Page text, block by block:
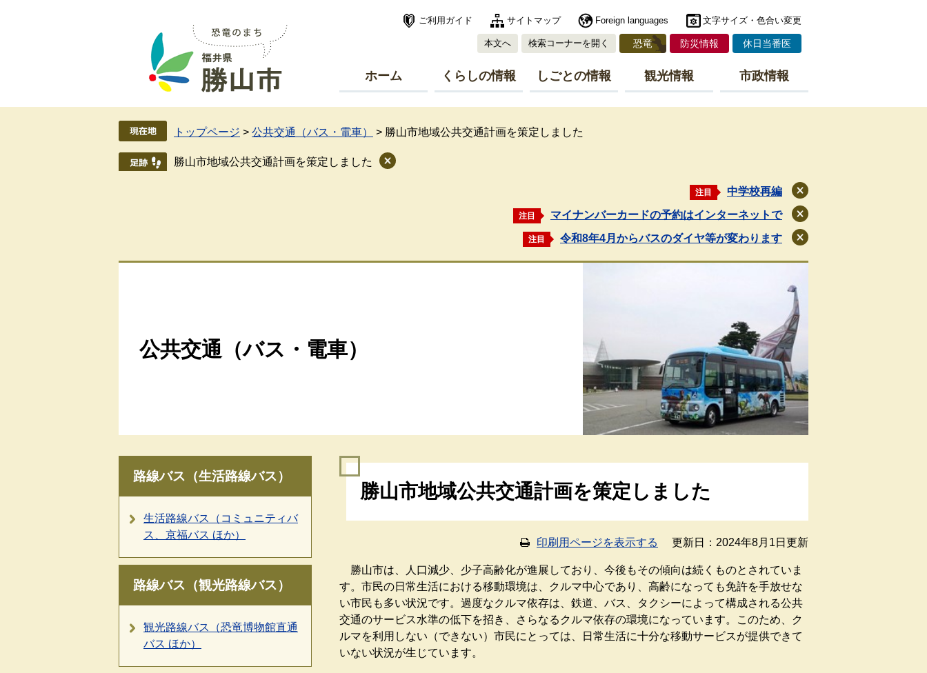
で
ば
ご利用ガイド サイトマップ Foreign languages 文字サイズ・色合い変更
本文へ 検索コーナーを開く 恐竜 防災情報 休日当番医
ホーム くらしの情報 しごとの情報 観光情報 市政情報
トップページ > 公共交通（バス・電車） > 勝山市地域公共交通計画を策定しました
勝山市地域公共交通計画を策定しました
注目 中学校再編
閉
じ
る
注目 マイナンバーカードの予約はインターネットで
閉
じ
る
注目 令和8年4月からバスのダイヤ等が変わります
閉
公共交通（バス・電車）
路線バス（生活路線バス）
生活路線バス（コミュニティバ
ス、京福バス ほか）
路線バス（観光路線バス）
観光路線バス（恐竜博物館直通
バス ほか）
勝山市地域公共交通計画を策定しました
印刷用ページを表示する 更新日：2024年8月1日更新
勝山市は、人口減少、少子高齢化が進展しており、今後もその傾向は続くものとされていま
す。市民の日常生活における移動環境は、クルマ中心であり、高齢になっても免許を手放せな
い市民も多い状況です。過度なクルマ依存は、鉄道、バス、タクシーによって構成される公共
交通のサービス水準の低下を招き、さらなるクルマ依存の環境になっています。このため、ク
ルマを利用しない（できない）市民にとっては、日常生活に十分な移動サービスが提供できて
いない状況が生じています。